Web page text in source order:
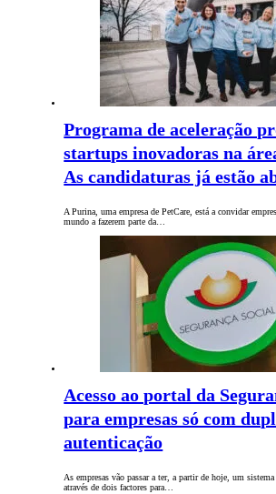
Programa de aceleração
startups inovadoras na
As candidaturas já estão
A Purina, uma empresa de PetCare, está a convidar
mundo a fazerem parte da…
Acesso ao portal da
para empresas só com
autenticação
As empresas vão passar a ter, a partir de hoje, um sistema
através de dois factores para…